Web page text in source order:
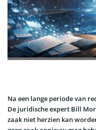
Na een lange periode van
De juridische expert Bill
zaak niet herzien kan